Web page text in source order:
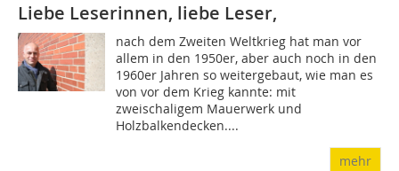
Liebe Leserinnen, liebe Leser,
nach dem Zweiten Weltkrieg hat man vor
allem in den 1950er, aber auch noch in den
1960er Jahren so weitergebaut, wie man es
von vor dem Krieg kannte: mit
zweischaligem Mauerwerk und
Holzbalkendecken....
mehr